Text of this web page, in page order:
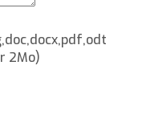
2Mo)